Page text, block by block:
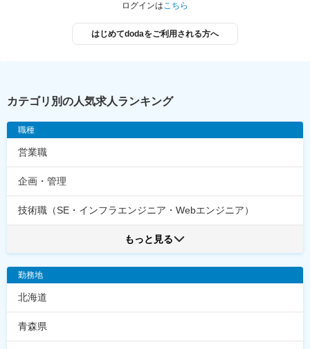
ログインはこちら
はじめてdodaをご利用される方へ
カテゴリ別の人気求人ランキング
職種
営業職
企画・管理
技術職（SE・インフラエンジニア・Webエンジニア）
もっと見る
勤務地
北海道
青森県